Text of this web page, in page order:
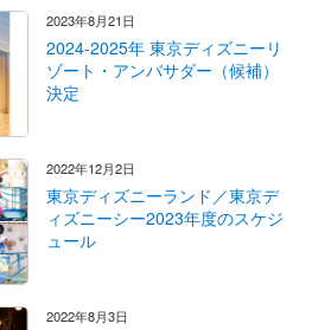
2023年8月21日
2024-2025年 東京ディズニーリ
ゾート・アンバサダー（候補）
決定
2022年12月2日
東京ディズニーランド／東京デ
ィズニーシー2023年度のスケジ
ュール
2022年8月3日